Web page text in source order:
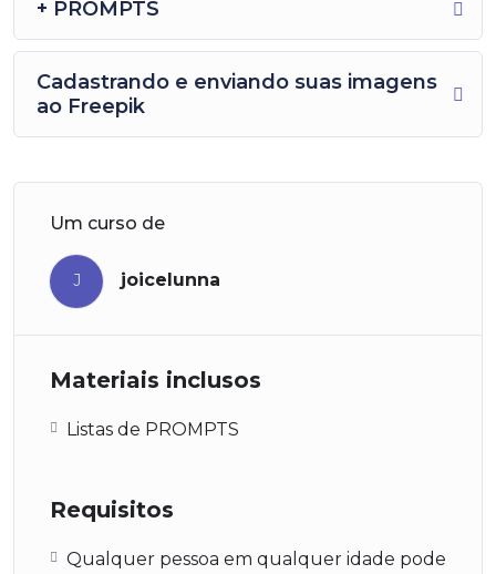
+ PROMPTS
Cadastrando e enviando suas imagens
ao Freepik
Um curso de
J joicelunna
Materiais inclusos
Listas de PROMPTS
Requisitos
Qualquer pessoa em qualquer idade pode